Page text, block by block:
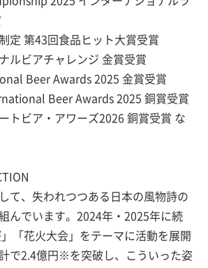
定 第43回食品ヒット大賞受賞
ルビアチャレンジ 金賞受賞
Beer Awards 2025 金賞受賞
Beer Awards 2025 銅賞受賞
トビア・アワーズ2026 銅賞受賞 な
て、失われつつある日本の風物詩の
んでいます。2024年・2025年に続
「花火大会」をテーマに活動を展開
で2.4億円※を突破し、こういった姿